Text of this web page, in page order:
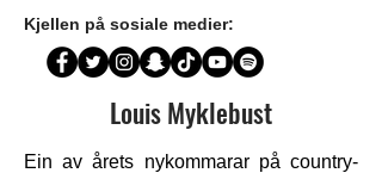
Kjellen på sosiale medier:
Louis Myklebust
Ein av årets nykommarar på country-